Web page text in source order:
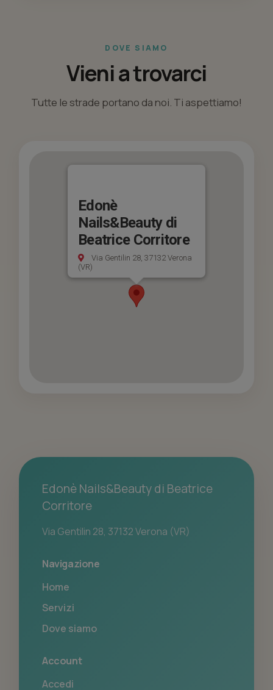
DOVE SIAMO
Vieni a trovarci
Tutte le strade portano da noi. Ti aspettiamo!
Edonè
Nails&Beauty di
Beatrice Corritore
Via Gentilin 28, 37132 Verona
(VR)
Edonè Nails&Beauty di Beatrice
Corritore
Via Gentilin 28, 37132 Verona (VR)
Navigazione
Home
Servizi
Dove siamo
Account
Accedi